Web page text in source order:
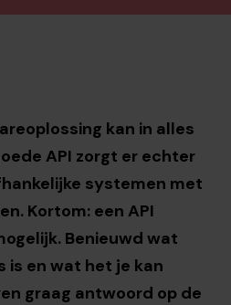
kan in alles
API zorgt er echter
systemen met
Kortom: een API
Benieuwd wat
is en wat het je kan
graag antwoord op de